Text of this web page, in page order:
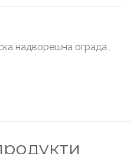
надворешна ограда